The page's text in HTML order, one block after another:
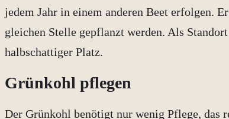
jedem Jahr in einem anderen Beet erfolgen.
gleichen Stelle gepflanzt werden. Als
halbschattiger Platz.
Grünkohl pflegen
Der Grünkohl benötigt nur wenig Pflege, das